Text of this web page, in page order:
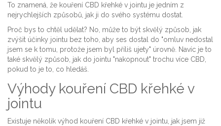
To znamená, že kouření CBD křehké v jointu je jedním z
nejrychlejších způsobů, jak ji do svého systému dostat.
Proč bys to chtěl udělat? No, může to být skvělý způsob, jak
zvýšit účinky jointu bez toho, aby ses dostal do "omluv nedostal
jsem se k tomu, protože jsem byl příliš ujety" úrovně. Navíc je to
také skvělý způsob, jak do jointu "nakopnout" trochu více CBD,
pokud to je to, co hledáš.
Výhody kouření CBD křehké v
jointu
Existuje několik výhod kouření CBD křehké v jointu, jak jsem již